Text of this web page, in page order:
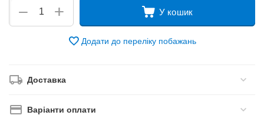
+
− У кошик
Додати до переліку побажань
Доставка
Варіанти оплати